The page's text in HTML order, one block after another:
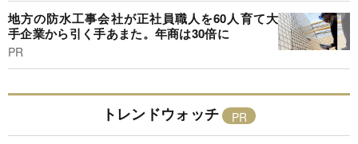
地方の防水工事会社が正社員職人を60人育て大
手企業から引く手あまた。年商は30倍に
PR
トレンドウォッチ